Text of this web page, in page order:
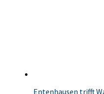
Entenhausen trifft